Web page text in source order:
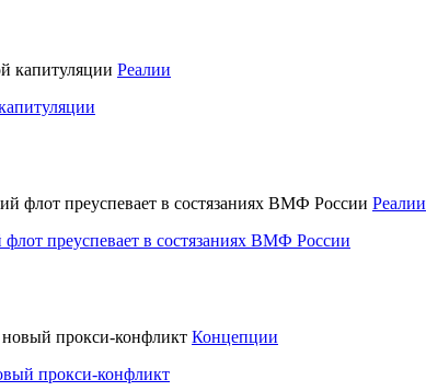
Реалии
Реалии
преуспевает в состязаниях ВМФ России
Концепции
прокси-конфликт